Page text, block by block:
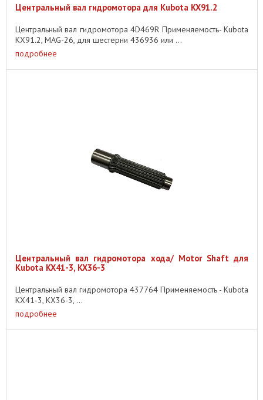
Центральный вал гидромотора для Kubota KX91.2
Центральный вал гидромотора 4D469R Применяемость- Kubota
KX91.2, MAG-26, для шестерни 436936 или ...
подробнее
Центральный вал гидромотора хода/ Motor Shaft для
Kubota KX41-3, KX36-3
Центральный вал гидромотора 437764 Применяемость - Kubota
KX41-3, KX36-3, ...
подробнее